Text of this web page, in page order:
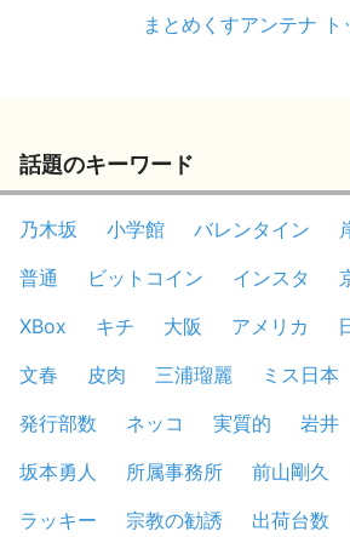
まとめくすアンテナ ト
話題のキーワード
乃木坂 小学館 バレンタイン
普通
ビットコイン インスタ
XBox
キチ 大阪 アメリカ
文春
皮肉 三浦瑠麗 ミス日本
発行部数
ネッコ 実質的 岩井
坂本勇人
所属事務所 前山剛久
ラッキー
宗教の勧誘 出荷台数